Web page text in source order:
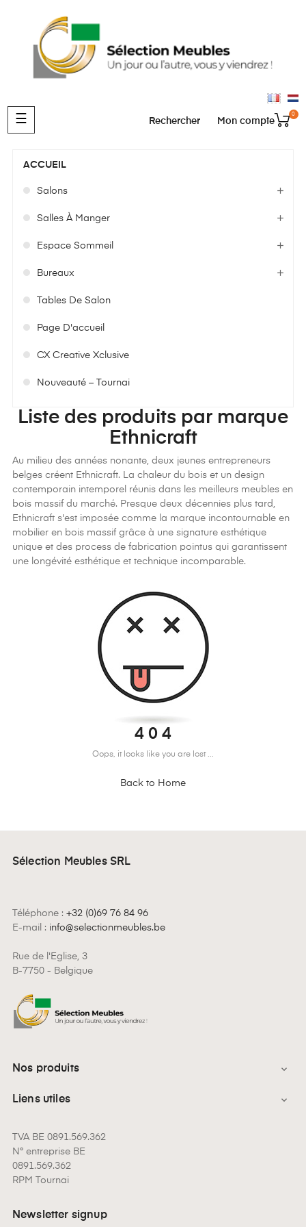
Basculer
la
☰ 0
Mon compte
Rechercher
ACCUEIL
Salons
Salles À Manger
Espace Sommeil
Bureaux
Tables De Salon
Page D'accueil
CX Creative Xclusive
Nouveauté – Tournai
Liste des produits par marque
Ethnicraft
Au milieu des années nonante, deux jeunes entrepreneurs
belges créent Ethnicraft. La chaleur du bois et un design
contemporain intemporel réunis dans les meilleurs meubles en
bois massif du marché. Presque deux décennies plus tard,
Ethnicraft s'est imposée comme la marque incontournable en
mobilier en bois massif grâce à une signature esthétique
unique et des process de fabrication pointus qui garantissent
une longévité esthétique et technique incomparable.
4 0 4
Oops, it looks like you are lost ...
Back to Home
Sélection Meubles SRL
Téléphone : +32 (0)69 76 84 96
E-mail : info@selectionmeubles.be
Rue de l'Eglise, 3
B-7750 - Belgique
Nos produits 
Liens utiles 
TVA BE 0891.569.362
N° entreprise BE
0891.569.362
RPM Tournai
Newsletter signup